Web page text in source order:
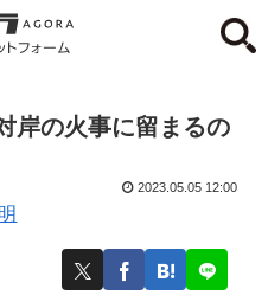
岸の火事に留まるの
2023.05.05 12:00